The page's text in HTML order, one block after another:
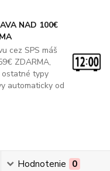
NAD 100€
cez SPS máš
ZDARMA,
typy
automaticky od
Hodnotenie 0